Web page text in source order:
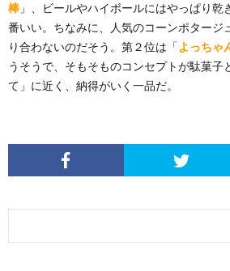
棒 」、ビールやハイボールにはやっぱり
番いい。ちなみに、人気のコーンポタージ
り合わないのだそう。第２位は「よっちゃ
うそうで、そもそものコンセプトが駄菓子
て」に近く、納得がいく一品だ。